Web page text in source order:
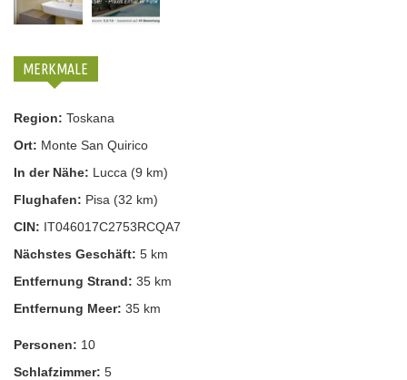
MERKMALE
Region: Toskana
Ort: Monte San Quirico
In der Nähe: Lucca (9 km)
Flughafen: Pisa (32 km)
CIN: IT046017C2753RCQA7
Nächstes Geschäft: 5 km
Entfernung Strand: 35 km
Entfernung Meer: 35 km
Personen: 10
Schlafzimmer: 5